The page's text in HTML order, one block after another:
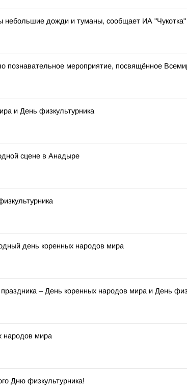
небольшие дожди и туманы, сообщает ИА "Чукотка"
познавательное мероприятие, посвящённое
и День физкультурника
сцене в Анадыре
день коренных народов мира
– День коренных народов мира и День
народов мира
Дню физкультурника!